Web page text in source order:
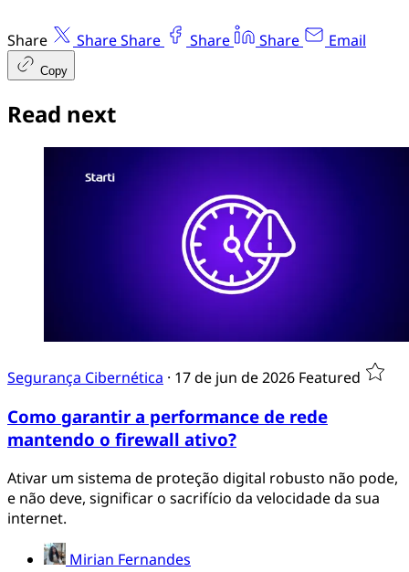
Share ShareShare Share Share Email
Copy
Read next
Segurança Cibernética · 17 de jun de 2026 Featured
Como garantir a performance de rede
mantendo o firewall ativo?
Ativar um sistema de proteção digital robusto não pode,
e não deve, significar o sacrifício da velocidade da sua
internet.
Mirian Fernandes